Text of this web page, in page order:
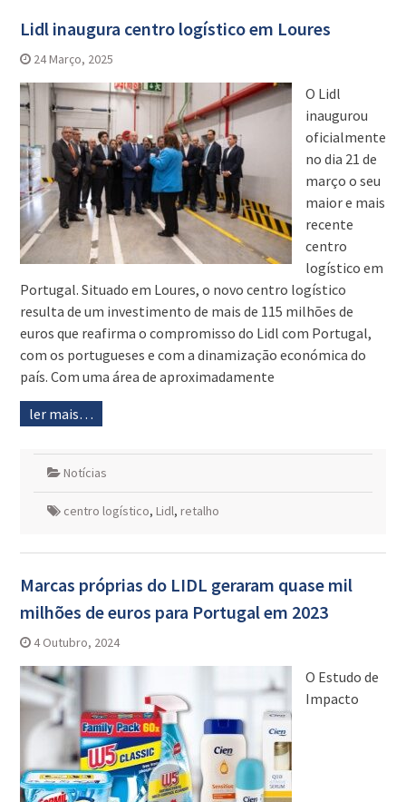
Lidl inaugura centro logístico em Loures
24 Março, 2025
O Lidl
inaugurou
oficialmente
no dia 21 de
março o seu
maior e mais
recente
centro
logístico em
Portugal. Situado em Loures, o novo centro logístico
resulta de um investimento de mais de 115 milhões de
euros que reafirma o compromisso do Lidl com Portugal,
com os portugueses e com a dinamização económica do
país. Com uma área de aproximadamente
ler mais…
Notícias
centro logístico, Lidl, retalho
Marcas próprias do LIDL geraram quase mil
milhões de euros para Portugal em 2023
4 Outubro, 2024
O Estudo de
Impacto